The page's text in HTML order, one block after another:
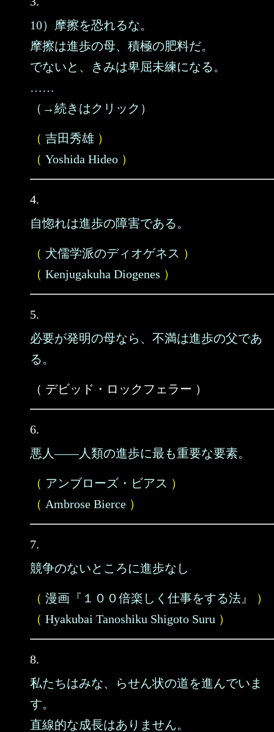
10）摩擦を恐れるな。
摩擦は進歩の母、積極の肥料だ。
でないと、きみは卑屈未練になる。
……
（→続きはクリック）
（ 吉田秀雄 ）
（ Yoshida Hideo ）
4.
自惚れは進歩の障害である。
（ 犬儒学派のディオゲネス ）
（ Kenjugakuha Diogenes ）
5.
必要が発明の母なら、不満は進歩の父であ
る。
（ デビッド・ロックフェラー ）
6.
悪人――人類の進歩に最も重要な要素。
（ アンブローズ・ビアス ）
（ Ambrose Bierce ）
7.
競争のないところに進歩なし
（ 漫画『１００倍楽しく仕事をする法』
）
（ Hyakubai Tanoshiku Shigoto Suru ）
8.
私たちはみな、らせん状の道を進んでいま
す。
直線的な成長はありません。